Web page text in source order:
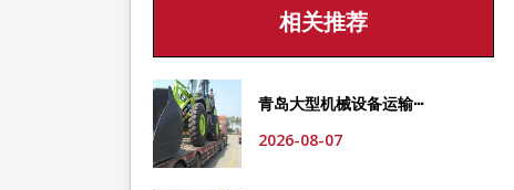
相关推荐
青岛大型机械设备运输···
2026-08-07